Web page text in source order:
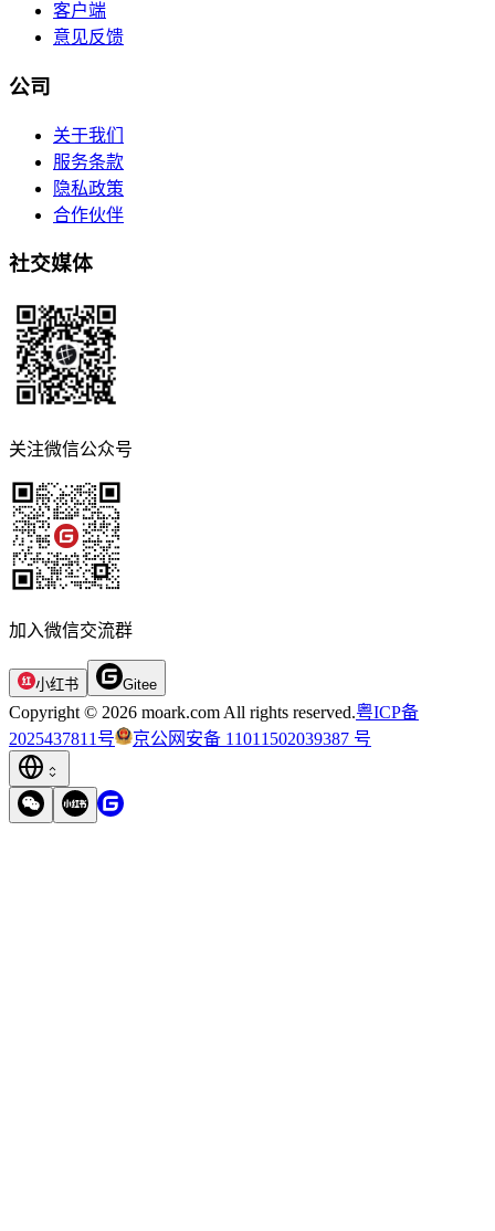
客户端
意见反馈
公司
关于我们
服务条款
隐私政策
合作伙伴
社交媒体
关注微信公众号
加入微信交流群
小红书 Gitee
Copyright © 2026 moark.com All rights reserved.粤ICP备
2025437811号
京公网安备 11011502039387 号